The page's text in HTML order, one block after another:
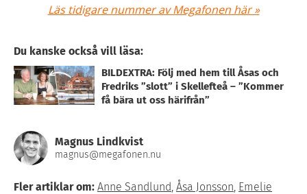
Läs tidigare nummer av Megafonen här »
Du kanske också vill läsa:
BILDEXTRA: Följ med hem till Åsas och
Fredriks ”slott” i Skellefteå – ”Kommer
få bära ut oss härifrån”
Magnus Lindkvist
magnus@megafonen.nu
Fler artiklar om: Anne Sandlund Åsa Jonsson Emelie